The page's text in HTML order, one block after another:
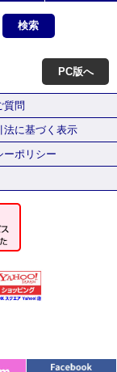
PC版へ
質問
法に基づく表示
ーポリシー